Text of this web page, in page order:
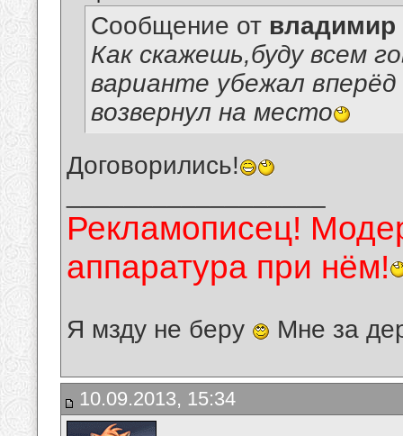
Сообщение от владимир
Как скажешь,буду всем
варианте убежал
возвернул на место
Договорились!
Рекламописец!
аппаратура при нём!
Я мзду не беру Мне за
10.09.2013, 15:34